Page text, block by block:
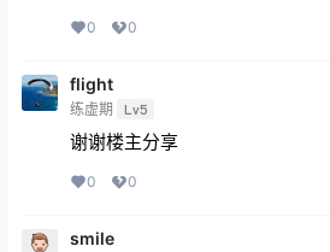
0 0
flight
练虚期 Lv5
谢谢楼主分享
0 0
smile